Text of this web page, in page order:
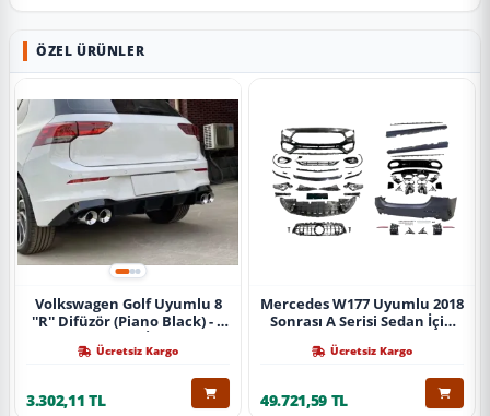
ÖZEL ÜRÜNLER
Volkswagen Golf Uyumlu 8
''R'' Difüzör (Piano Black) - 4
Paket İçin)
Ücretsiz Kargo
3.302,11 TL
Mercedes W177 Uyumlu 2018
Sonrası A Serisi Sedan İçin
Tamponlu Set)
Ücretsiz Kargo
49.721,59 TL